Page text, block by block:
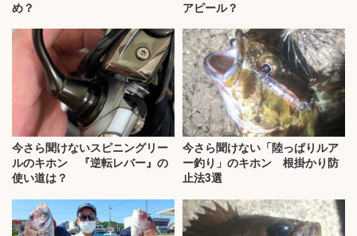
め？
アピール？
今さら聞けないスピニングリー
ルのキホン 『逆転レバー』の
使い道は？
今さら聞けない「陸っぱりルア
ー釣り」のキホン 根掛かり防
止法3選